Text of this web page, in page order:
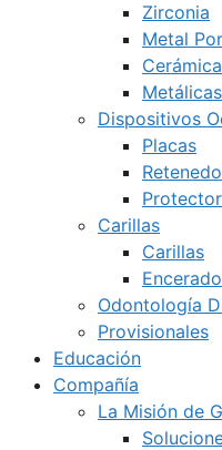
Zirconia
Metal
Dispositivos
Placas
Carillas
Carillas
Odontología
Provisionales
Educación
Compañía
La Misión de